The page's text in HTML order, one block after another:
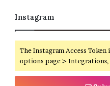
Instagram
The Instagram Access
options page >